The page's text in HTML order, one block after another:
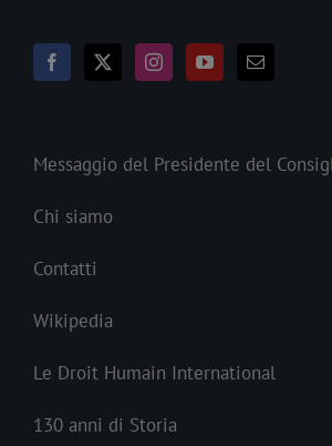
Messaggio del Presidente del
Chi siamo
Contatti
Wikipedia
Le Droit Humain International
130 anni di Storia